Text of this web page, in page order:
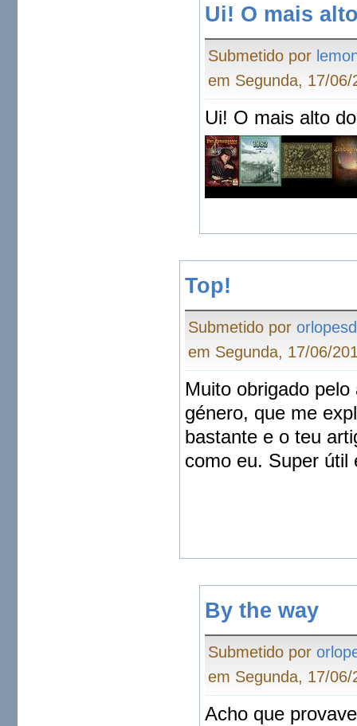
Ui! O mais
Submetido por
em Segunda, 17/06/
Ui! O mais alto
Top!
Submetido por
em Segunda, 17/06/
Muito obrigado
género, que me
bastante e o teu
como eu. Super útil
By the way
Submetido por
em Segunda, 17/06/
Acho que